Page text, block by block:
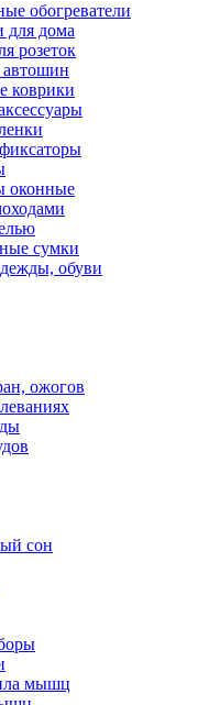
обогреватели
для дома
розеток
коврики
оконные
сумки
обуви
ожогов
сон
мышц